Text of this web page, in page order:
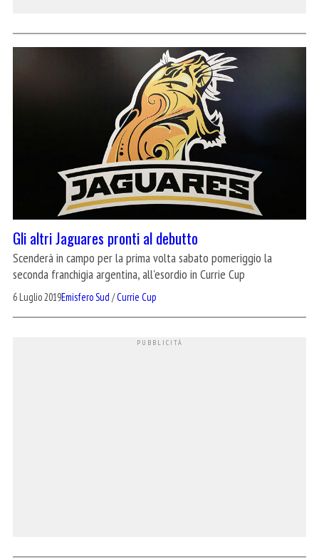
Gli altri Jaguares pronti al debutto
Scenderà in campo per la prima volta sabato pomeriggio la
seconda franchigia argentina, all'esordio in Currie Cup
6 Luglio 2019Emisfero Sud /Currie Cup